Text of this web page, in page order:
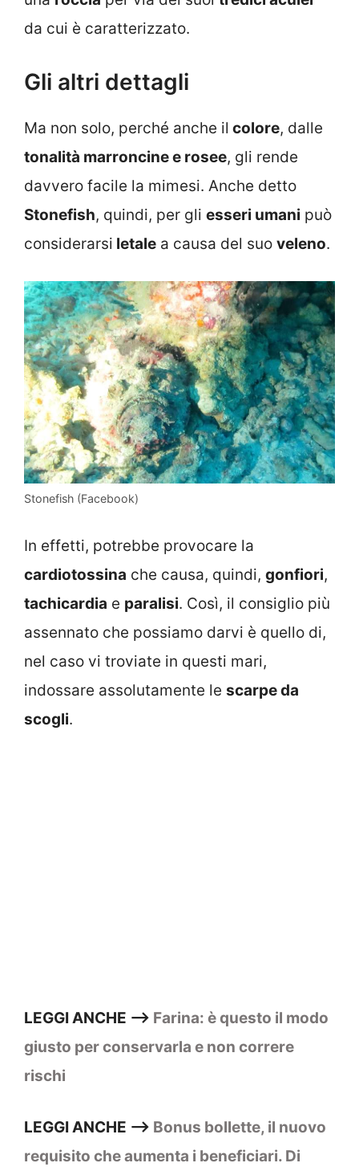
da cui è caratterizzato.
Gli altri dettagli
Ma non solo, perché anche il colore, dalle
tonalità marroncine e rosee, gli rende
davvero facile la mimesi. Anche detto
Stonefish, quindi, per gli esseri umani può
considerarsi letale a causa del suo veleno.
Stonefish (Facebook)
In effetti, potrebbe provocare la
cardiotossina che causa, quindi, gonfiori,
tachicardia e paralisi. Così, il consiglio più
assennato che possiamo darvi è quello di,
nel caso vi troviate in questi mari,
indossare assolutamente le scarpe da
scogli.
LEGGI ANCHE –> Farina: è questo il modo
giusto per conservarla e non correre
rischi
LEGGI ANCHE –> Bonus bollette, il nuovo
requisito che aumenta i beneficiari. Di